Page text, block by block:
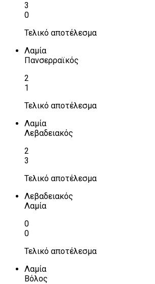
3
0
Τελικό αποτέλεσμα
Λαμία
Πανσερραϊκός
2
1
Τελικό αποτέλεσμα
Λαμία
Λεβαδειακός
2
3
Τελικό αποτέλεσμα
Λεβαδειακός
Λαμία
0
0
Τελικό αποτέλεσμα
Λαμία
Βόλος